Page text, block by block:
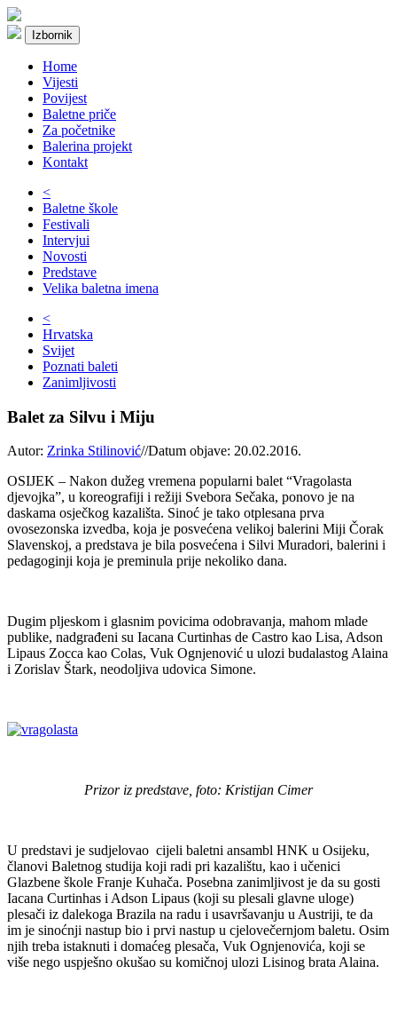
Izbornik
Home
Vijesti
Povijest
Baletne priče
Za početnike
Balerina projekt
Kontakt
<
Baletne škole
Festivali
Intervjui
Novosti
Predstave
Velika baletna imena
<
Hrvatska
Svijet
Poznati baleti
Zanimljivosti
Balet za Silvu i Miju
Autor: Zrinka Stilinović//Datum objave: 20.02.2016.
OSIJEK – Nakon dužeg vremena popularni balet “Vragolasta
djevojka”, u koreografiji i režiji Svebora Sečaka, ponovo je na
daskama osječkog kazališta. Sinoć je tako otplesana prva
ovosezonska izvedba, koja je posvećena velikoj balerini Miji Čorak
Slavenskoj, a predstava je bila posvećena i Silvi Muradori, balerini i
pedagoginji koja je preminula prije nekoliko dana.
Dugim pljeskom i glasnim povicima odobravanja, mahom mlade
publike, nadgrađeni su Iacana Curtinhas de Castro kao Lisa, Adson
Lipaus Zocca kao Colas, Vuk Ognjenović u ulozi budalastog Alaina
i Zorislav Štark, neodoljiva udovica Simone.
Prizor iz predstave, foto: Kristijan Cimer
U predstavi je sudjelovao cijeli baletni ansambl HNK u Osijeku,
članovi Baletnog studija koji radi pri kazalištu, kao i učenici
Glazbene škole Franje Kuhača. Posebna zanimljivost je da su gosti
Iacana Curtinhas i Adson Lipaus (koji su plesali glavne uloge)
plesači iz dalekoga Brazila na radu i usavršavanju u Austriji, te da
im je sinoćnji nastup bio i prvi nastup u cjelovečernjom baletu. Osim
njih treba istaknuti i domaćeg plesača, Vuk Ognjenovića, koji se
više nego uspješno okušao su komičnoj ulozi Lisinog brata Alaina.